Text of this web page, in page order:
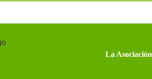
La Asociación